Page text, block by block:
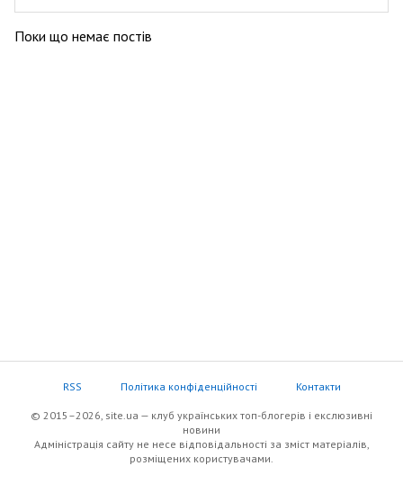
Поки що немає постів
RSS Політика конфіденційності Контакти
© 2015–2026, site.ua — клуб українських топ-блогерів i екслюзивнi
новини
Адміністрація сайту не несе відповідальності за зміст матеріалів,
розміщених користувачами.